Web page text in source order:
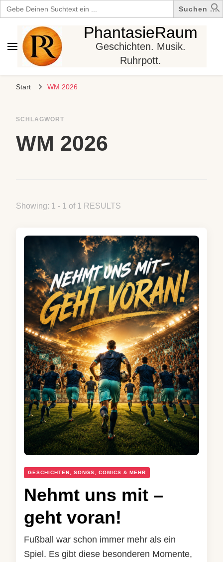
Search
for:
PhantasieRaum
Geschichten. Musik.
Ruhrpott.
Start WM 2026
SCHLAGWORT
WM 2026
Showing: 1 - 1 of 1 RESULTS
GESCHICHTEN, SONGS, COMICS & MEHR
Nehmt uns mit –
geht voran!
Fußball war schon immer mehr als ein
Spiel. Es gibt diese besonderen Momente,